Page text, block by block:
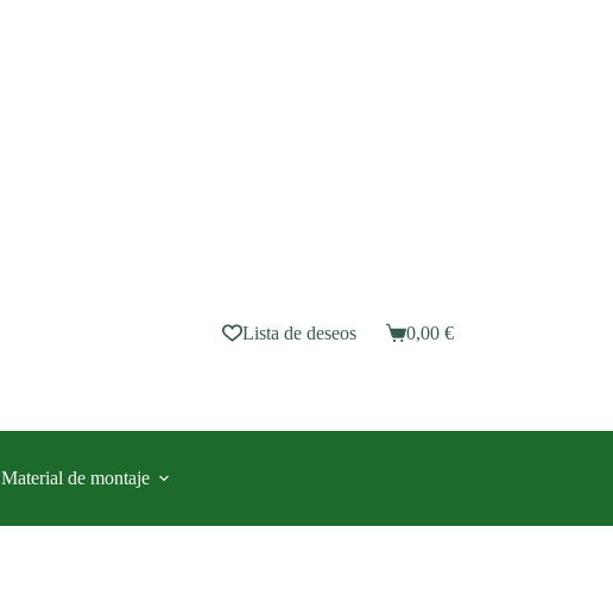
Lista de deseos
Carro
0,00 €
Material de montaje